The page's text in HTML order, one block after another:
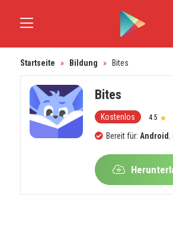
Startseite » Bildung » Bites
Bites
Kostenlos 4.5
Bereit für: Android ,